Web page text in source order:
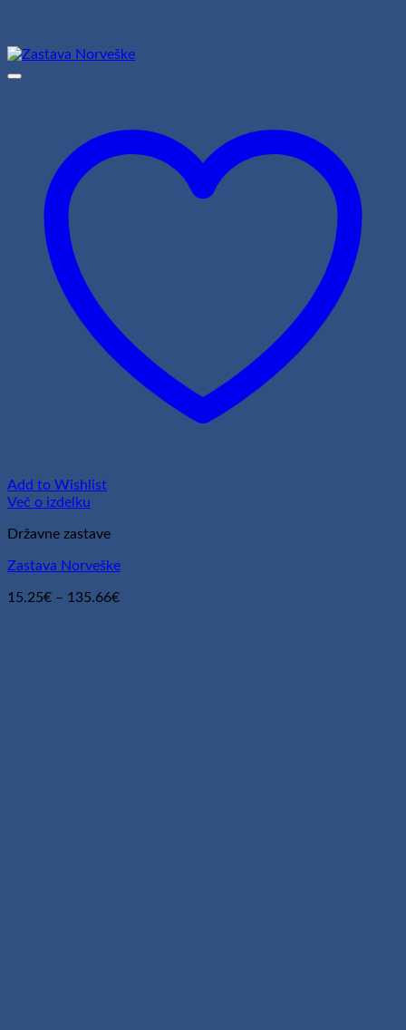
Add to Wishlist
Več o izdelku
Državne zastave
Zastava Norveške
15.25€ – 135.66€Cenovni